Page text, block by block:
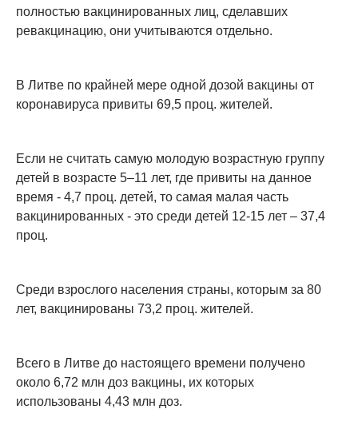
полностью вакцинированных лиц, сделавших
ревакцинацию, они учитываются отдельно.
В Литве по крайней мере одной дозой вакцины от
коронавируса привиты 69,5 проц. жителей.
Если не считать самую молодую возрастную группу
детей в возрасте 5–11 лет, где привиты на данное
время - 4,7 проц. детей, то самая малая часть
вакцинированных - это среди детей 12-15 лет – 37,4
проц.
Среди взрослого населения страны, которым за 80
лет, вакцинированы 73,2 проц. жителей.
Всего в Литве до настоящего времени получено
около 6,72 млн доз вакцины, их которых
использованы 4,43 млн доз.